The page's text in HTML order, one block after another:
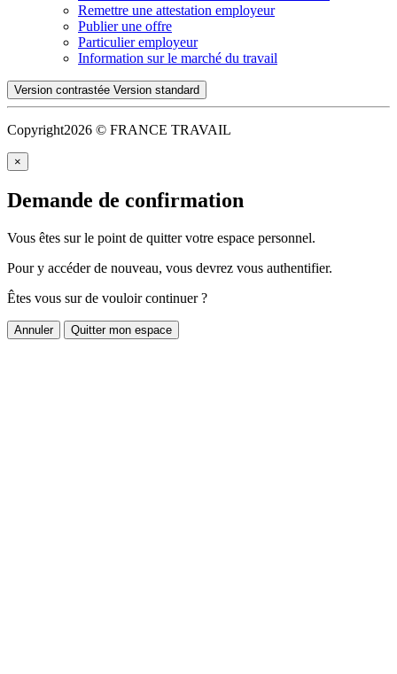
Remettre une attestation employeur
Publier une offre
Particulier employeur
Information sur le marché du travail
Version contrastée Version standard
Copyright2026 © FRANCE TRAVAIL
×
Demande de confirmation
Vous êtes sur le point de quitter votre espace personnel.
Pour y accéder de nouveau, vous devrez vous authentifier.
Êtes vous sur de vouloir continuer ?
Annuler Quitter mon espace